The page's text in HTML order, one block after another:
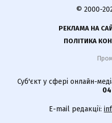
© 2000-
РЕКЛАМА НА
ПОЛІТИКА
Суб'єкт у сфері онлайн-
E-mail редакції: